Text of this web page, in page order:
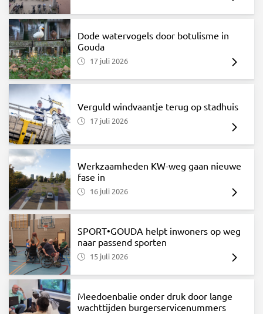
Dode watervogels door botulisme in
Gouda
17 juli 2026
Verguld windvaantje terug op stadhuis
17 juli 2026
Werkzaamheden KW-weg gaan nieuwe
fase in
16 juli 2026
SPORT•GOUDA helpt inwoners op weg
naar passend sporten
15 juli 2026
Meedoenbalie onder druk door lange
wachttijden burgerservicenummers